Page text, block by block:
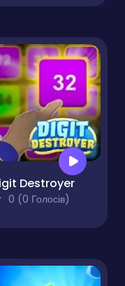
Destroyer
0 (0 Голосів)